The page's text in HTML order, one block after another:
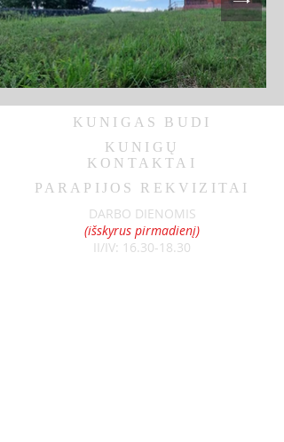
KUNIGAS BUDI
KUNIGŲ
KONTAKTAI
PARAPIJOS REKVIZITAI
DARBO DIENOMIS
(išskyrus pirmadienį)
II/IV: 16.30-18.30